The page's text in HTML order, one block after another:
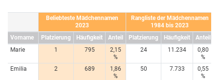
Beliebteste Mädchennamen
2023
Rangliste der Mädchennamen
1984 bis 2023
Vorname
Platzierung Häufigkeit Anteil Platzierung Häufigkeit
Anteil
Marie
1 795
2,15
%
24 11.234
0,80
%
Emilia
2 689
1,86
%
50 7.733
0,55
%